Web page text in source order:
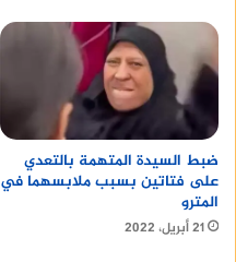
ضبط السيدة المتهمة بالتعدي
على فتاتين بسبب ملابسهما في
المترو
21 أبريل، 2022